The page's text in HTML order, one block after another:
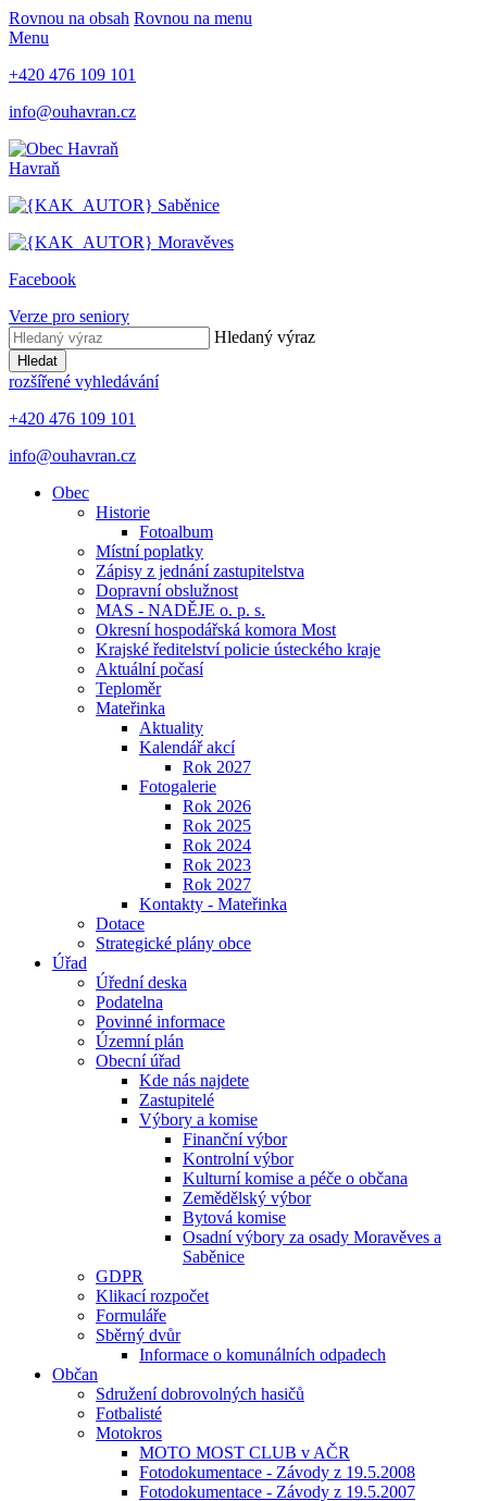
Rovnou na obsah Rovnou na menu
Menu
+420 476 109 101
info@ouhavran.cz
Havraň
Saběnice
Moravěves
Facebook
Verze pro seniory
Hledaný výraz
Hledat
rozšířené vyhledávání
+420 476 109 101
info@ouhavran.cz
Obec
Historie
Fotoalbum
Místní poplatky
Zápisy z jednání zastupitelstva
Dopravní obslužnost
MAS - NADĚJE o. p. s.
Okresní hospodářská komora Most
Krajské ředitelství policie ústeckého kraje
Aktuální počasí
Teploměr
Mateřinka
Aktuality
Kalendář akcí
Rok 2027
Fotogalerie
Rok 2026
Rok 2025
Rok 2024
Rok 2023
Rok 2027
Kontakty - Mateřinka
Dotace
Strategické plány obce
Úřad
Úřední deska
Podatelna
Povinné informace
Územní plán
Obecní úřad
Kde nás najdete
Zastupitelé
Výbory a komise
Finanční výbor
Kontrolní výbor
Kulturní komise a péče o občana
Zemědělský výbor
Bytová komise
Osadní výbory za osady Moravěves a
Saběnice
GDPR
Klikací rozpočet
Formuláře
Sběrný dvůr
Informace o komunálních odpadech
Občan
Sdružení dobrovolných hasičů
Fotbalisté
Motokros
MOTO MOST CLUB v AČR
Fotodokumentace - Závody z 19.5.2008
Fotodokumentace - Závody z 19.5.2007